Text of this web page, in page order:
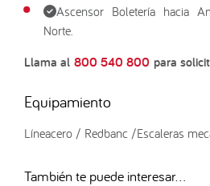
Ascensor Boletería hacia
Norte.
Llama al 800 540 800 para
Equipamiento
Líneacero / Redbanc /Escaleras
También te puede interesar...